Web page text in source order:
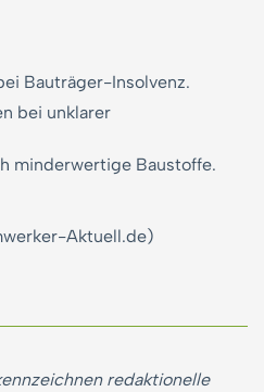
Bauträger-Insolvenz.
bei unklarer
minderwertige Baustoffe.
Aktuell.de)
redaktionelle